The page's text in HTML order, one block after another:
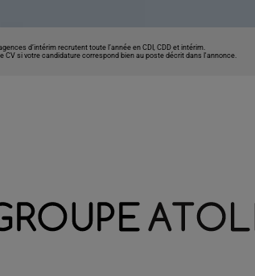
d’intérim recrutent toute l’année en CDI, CDD et intérim.
CV si votre candidature correspond bien au poste décrit dans l'annonce.